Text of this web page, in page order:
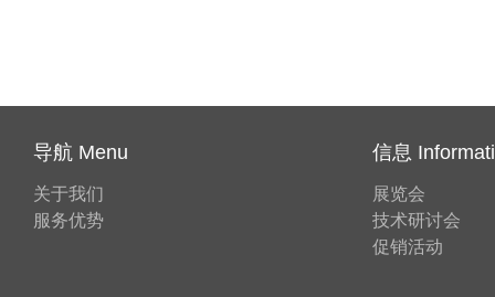
导航 Menu
关于我们
服务优势
信息
展览会
技术研讨会
促销活动